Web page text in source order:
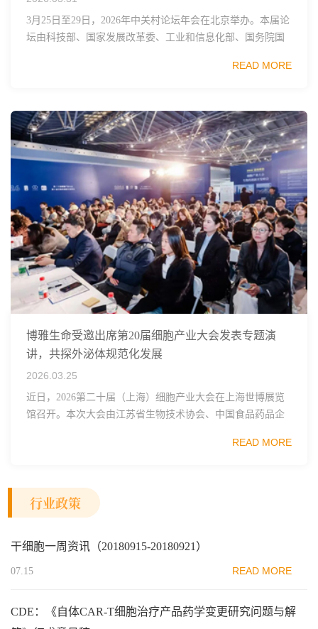
3月25日至29日，2026年中关村论坛年会在北京举办。本届论
坛由科技部、国家发展改革委、工业和信息化部、国务院国
READ MORE
博雅生命受邀出席第20届细胞产业大会发表专题演
讲，共探外泌体规范化发展
2026.03.25
近日，2026第二十届（上海）细胞产业大会在上海世博展览
馆召开。本次大会由江苏省生物技术协会、中国食品药品企
范区生物医药行业协会、瑞士日内瓦长寿科学...
READ MORE
行业政策
干细胞一周资讯（20180915-20180921）
07.15 READ MORE
CDE：《自体CAR-T细胞治疗产品药学变更研究问题与解